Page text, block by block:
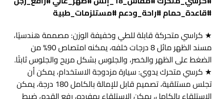
#قاعدة_حمام #راحة_ودعم #مستلزمات_طبية
★ كراسي متحركة قابلة للطي وخفيفة الوزن: مصممة هندسيًا،
مسند الظهر مائل 8 درجات خلفه، يمكنه امتصاص 90% من
الضغط على الظهر والخصر، والجلوس بشكل مريح والجلوس ثابتًا.
★ كرسي متحرك يدوي: سيارة مزدوجة الاستخدام، يمكن أن
تجلس مستلقية، تصميم قابل للإمالة بالكامل 180 درجة، يمكن
الاستلقاء بالكامل، يمكن الاستلقاء بمفرده، رفع القدم، ضبط